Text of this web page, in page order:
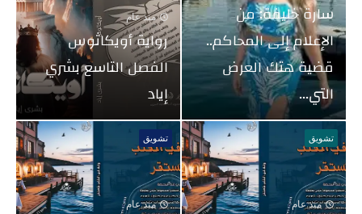
سارة خليفة: من
الإعلام إلى المحاكم..
قضية هتك العرض
التي...
منذ عام
رواية أويكاثوس
الفصل التاسع بشري
إياد
تشويق
منذ عام
تشويق
منذ عام